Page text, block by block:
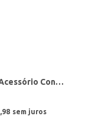
Relógio +Acessório Condor Feminino DOURADO
98